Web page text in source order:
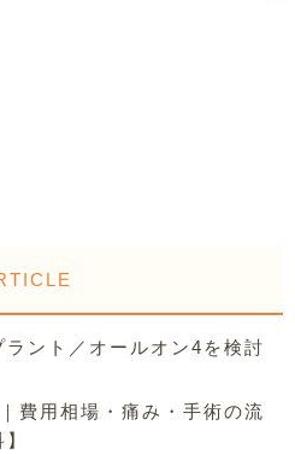
ント／オールオン4を検討
費用相場・痛み・手術の流